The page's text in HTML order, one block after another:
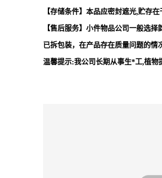
【存储条件】本品应密封遮光,贮存
【售后服务】小件物品公司一般选
已拆包装，在产品存在质量问题的情
温馨提示:我公司长期从事生*工,植物